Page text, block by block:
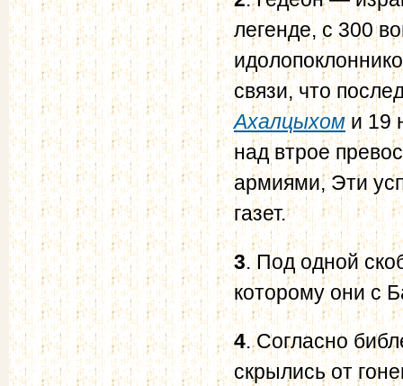
легенде, с 300
связи, что
Ахалцыхоми 19
над втрое
армиями, Эти
газет.
3. Под одной
которому они с
4. Согласно
скрылись от